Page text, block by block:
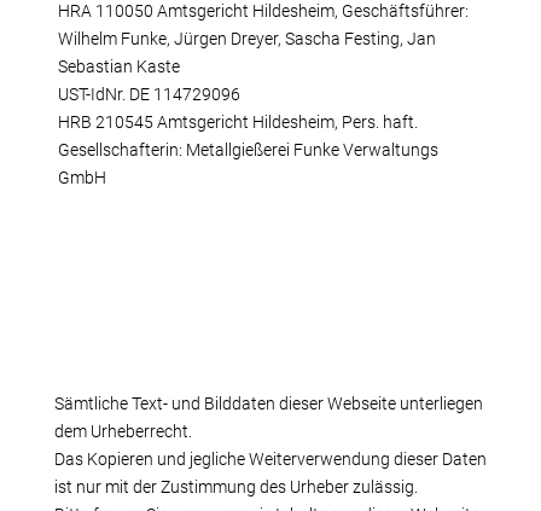
Messetermine
Videos
Kontakt
Anfahrt
Download
HRA 110050 Amtsgericht Hildesheim, Geschäftsführer:
Wilhelm Funke, Jürgen Dreyer, Sascha Festing, Jan
Sebastian Kaste
UST-IdNr. DE 114729096
HRB 210545 Amtsgericht Hildesheim, Pers. haft.
Gesellschafterin: Metallgießerei Funke Verwaltungs
GmbH
Sämtliche Text- und Bilddaten dieser Webseite unterliegen
dem Urheberrecht.
Das Kopieren und jegliche Weiterverwendung dieser Daten
ist nur mit der Zustimmung des Urheber zulässig.